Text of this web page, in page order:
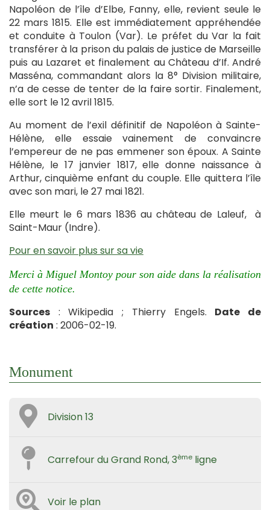
Napoléon de l’île d’Elbe, Fanny, elle, revient seule le
22 mars 1815. Elle est immédiatement appréhendée
et conduite à Toulon (Var). Le préfet du Var la fait
transférer à la prison du palais de justice de Marseille
puis au Lazaret et finalement au Château d’If. André
Masséna, commandant alors la 8° Division militaire,
n’a de cesse de tenter de la faire sortir. Finalement,
elle sort le 12 avril 1815.
Au moment de l’exil définitif de Napoléon à Sainte-
Hélène, elle essaie vainement de convaincre
l’empereur de ne pas emmener son époux. A Sainte
Hélène, le 17 janvier 1817, elle donne naissance à
Arthur, cinquième enfant du couple. Elle quittera l’île
avec son mari, le 27 mai 1821.
Elle meurt le 6 mars 1836 au château de Laleuf, à
Saint-Maur (Indre).
Pour en savoir plus sur sa vie
Merci à Miguel Montoy pour son aide dans la réalisation
de cette notice.
Sources : Wikipedia ; Thierry Engels. Date de
création : 2006-02-19.
Monument
Division 13
Carrefour du Grand Rond, 3ème ligne
Voir le plan